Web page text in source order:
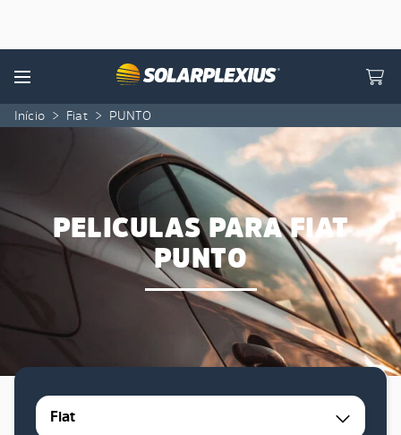
Menu
Início > Fiat > PUNTO
PELICULAS PARA FIAT
PUNTO
Fiat